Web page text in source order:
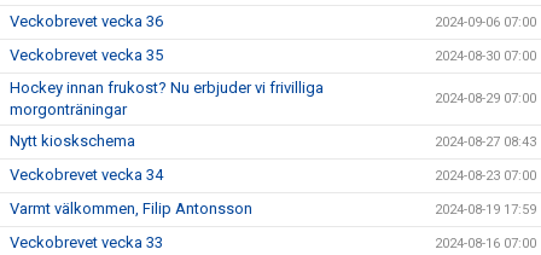
Veckobrevet vecka 36 2024-09-06 07:00
Veckobrevet vecka 35 2024-08-30 07:00
Hockey innan frukost? Nu erbjuder vi frivilliga
morgonträningar
2024-08-29 07:00
Nytt kioskschema 2024-08-27 08:43
Veckobrevet vecka 34 2024-08-23 07:00
Varmt välkommen, Filip Antonsson 2024-08-19 17:59
Veckobrevet vecka 33 2024-08-16 07:00